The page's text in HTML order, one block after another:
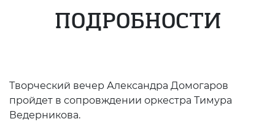
ПОДРОБНОСТИ
Творческий вечер Александра Домогаров
пройдет в сопровждении оркестра Тимура
Ведерникова.